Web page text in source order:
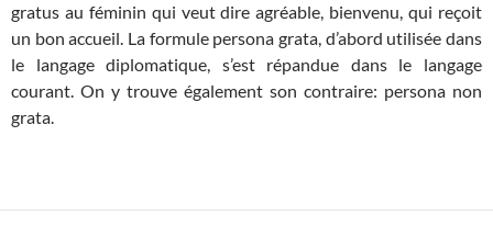
gratus au féminin qui veut dire agréable, bienvenu, qui reçoit
un bon accueil. La formule persona grata, d’abord utilisée dans
le langage diplomatique, s’est répandue dans le langage
courant. On y trouve également son contraire: persona non
grata.